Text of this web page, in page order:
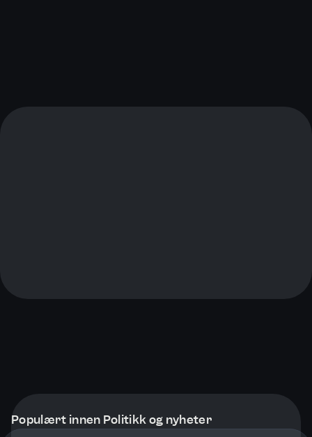
Populært innen Politikk og nyheter